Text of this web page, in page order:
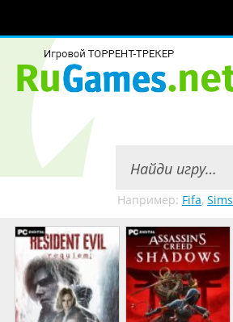
Например: Fifa, Sims